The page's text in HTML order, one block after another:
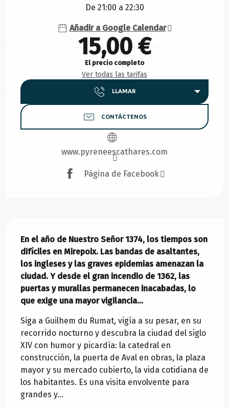
De 21:00 a 22:30
Añadir a Google Calendar
15,00 €
El precio completo
Ver todas las tarifas
LLAMAR
CONTÁCTENOS
www.pyreneescathares.com
Página de Facebook
En el año de Nuestro Señor 1374, los tiempos son
difíciles en Mirepoix. Las bandas de asaltantes,
los ingleses y las graves epidemias amenazan la
ciudad. Y desde el gran incendio de 1362, las
puertas y murallas permanecen inacabadas, lo
que exige una mayor vigilancia...
Siga a Guilhem du Rumat, vigía a su pesar, en su
recorrido nocturno y descubra la ciudad del siglo
XIV con humor y picardía: la catedral en
construcción, la puerta de Aval en obras, la plaza
mayor y su mercado cubierto, la vida cotidiana de
los habitantes. Es una visita envolvente para
grandes y...